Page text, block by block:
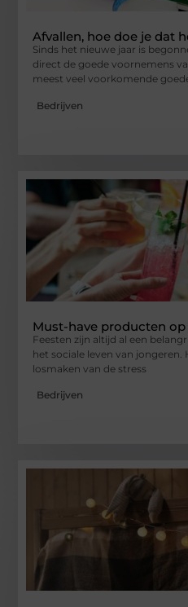
Afvallen, hoe doe je dat
Sinds het nieuwe jaar is
direct de goede voornemens
meest veel voorkomende
Bedrijven
Must-have producten
Feesten zijn altijd al een
het sociale leven van jongeren.
losmaken van de stress
Bedrijven